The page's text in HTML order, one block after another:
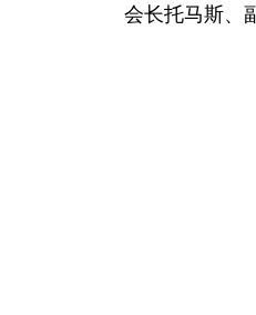
会长托马斯、